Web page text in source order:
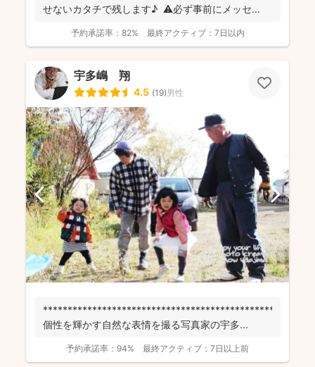
せないカタチで残します♪ ⚠️必ず事前にメッセ...
予約承諾率： 82% 最終アクティブ： 7日以内
宇多嶋 翔
4.5 (19)男性
******************************************************
個性を輝かす自然な表情を撮る写真家の宇多...
予約承諾率： 94% 最終アクティブ： 7日以上前